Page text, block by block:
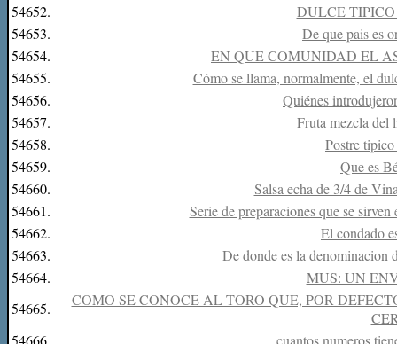
54652.
DULCE
54653.
De que pais es
54654.
EN QUE COMUNIDAD EL
54655.
Cómo se llama, normalmente, el
54656.
Quiénes
54657.
Fruta mezcla del
54658.
Postre
54659.
Que es
54660.
Salsa echa de 3/4 de
54661.
Serie de preparaciones que se
54662.
El condado
54663.
De donde es la denominacion
54664.
MUS: UN
54665.
COMO SE CONOCE AL TORO QUE, POR
54666.
cuantos numeros